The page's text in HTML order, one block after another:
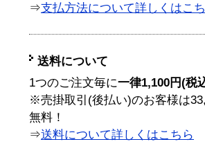
⇒支払方法について詳しくはこ
送料について
1つのご注文毎に一律1,100円(税
※売掛取引(後払い)のお客様は
無料！
⇒送料について詳しくはこちら